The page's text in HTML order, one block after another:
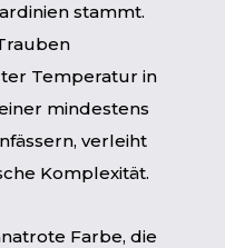
stammt.
Temperatur in
mindestens
verleiht
Komplexität.
Farbe, die